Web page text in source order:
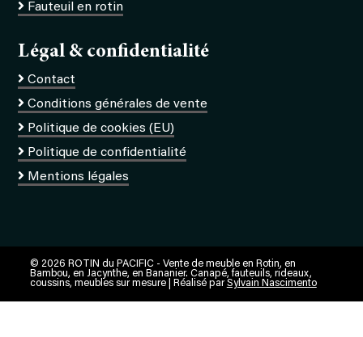
Fauteuil en rotin
Légal & confidentialité
Contact
Conditions générales de vente
Politique de cookies (EU)
Politique de confidentialité
Mentions légales
© 2026 ROTIN du PACIFIC - Vente de meuble en Rotin, en
Bambou, en Jacynthe, en Bananier. Canapé, fauteuils, rideaux,
coussins, meubles sur mesure | Réalisé parSylvain Nascimento